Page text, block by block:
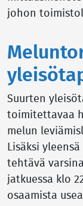
johon
Suurten
toimitettavaa
melun
Lisäksi
tehtävä
jatkuessa klo
osaamista